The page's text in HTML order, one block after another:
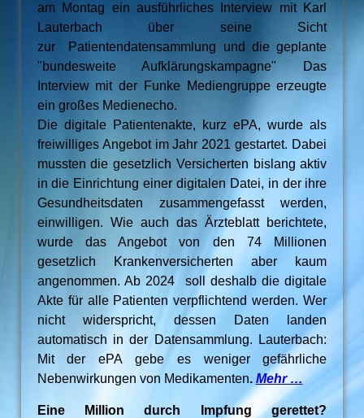
am Montag ein ausführliches Interview mit Karl
Lauterbach über seine Sicht
zur Patientendatensammlung und die geplante
"bundesweite Aufklärungskampagne" Das
Interview mit der Funke Mediengruppe erzeugte
ein großes Medienecho.
Die digitale Patientenakte, kurz ePA, wurde als
freiwilliges Angebot im Jahr 2021 gestartet. Dabei
mussten die gesetzlich Versicherten bislang aktiv
in die Einrichtung einer digitalen Datei, in der ihre
Gesundheitsdaten zusammengefasst werden,
einwilligen. Wie auch das Ärzteblatt berichtete,
wurde das Angebot von den 74 Millionen
gesetzlich Krankenversicherten aber kaum
angenommen. Ab 2024 soll deshalb die digitale
Akte für alle Patienten verpflichtend werden. Wer
nicht widerspricht, dessen Daten landen
automatisch in der Datensammlung. Lauterbach:
Mit der ePA gebe es weniger gefährliche
Nebenwirkungen von Medikamenten. Mehr …
Eine Million durch Impfung gerettet?